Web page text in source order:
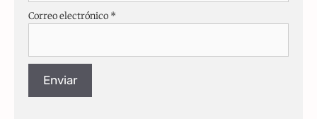
Correo electrónico *